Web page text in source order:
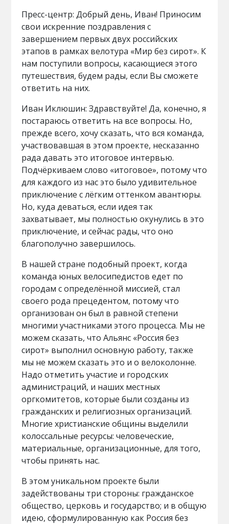
Пресс-центр: Добрый день, Иван! Приносим
свои искренние поздравления с
завершением первых двух российских
этапов в рамках велотура «Мир без сирот». К
нам поступили вопросы, касающиеся этого
путешествия, будем рады, если Вы сможете
ответить на них.
Иван Иклюшин: Здравствуйте! Да, конечно, я
постараюсь ответить на все вопросы. Но,
прежде всего, хочу сказать, что вся команда,
участвовавшая в этом проекте, несказанно
рада давать это итоговое интервью.
Подчёркиваем слово «итоговое», потому что
для каждого из нас это было удивительное
приключение с лёгким оттенком авантюры.
Но, куда деваться, если идея так
захватывает, мы полностью окунулись в это
приключение, и сейчас рады, что оно
благополучно завершилось.
В нашей стране подобный проект, когда
команда юных велосипедистов едет по
городам с определённой миссией, стал
своего рода прецедентом, потому что
организован он был в равной степени
многими участниками этого процесса. Мы не
можем сказать, что Альянс «Россия без
сирот» выполнил основную работу, также
мы не можем сказать это и о велоколонне.
Надо отметить участие и городских
администраций, и наших местных
оргкомитетов, которые были созданы из
гражданских и религиозных организаций.
Многие христианские общины выделили
колоссальные ресурсы: человеческие,
материальные, организационные, для того,
чтобы принять нас.
В этом уникальном проекте были
задействованы три стороны: гражданское
общество, церковь и государство; и в общую
идею, сформулированную как Россия без